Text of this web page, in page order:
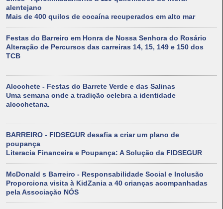
alentejano
Mais de 400 quilos de cocaína recuperados em alto mar
Festas do Barreiro em Honra de Nossa Senhora do Rosário
Alteração de Percursos das carreiras 14, 15, 149 e 150 dos
TCB
Alcochete - Festas do Barrete Verde e das Salinas
Uma semana onde a tradição celebra a identidade
alcochetana.
BARREIRO - FIDSEGUR desafia a criar um plano de
poupança
Literacia Financeira e Poupança: A Solução da FIDSEGUR
McDonald s Barreiro - Responsabilidade Social e Inclusão
Proporciona visita à KidZania a 40 crianças acompanhadas
pela Associação NÓS